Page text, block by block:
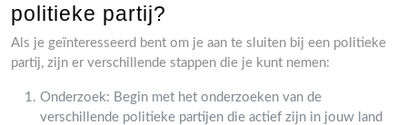
politieke partij?
Als je geïnteresseerd bent om je aan te sluiten bij een politieke
partij, zijn er verschillende stappen die je kunt nemen:
Onderzoek: Begin met het onderzoeken van de
verschillende politieke partijen die actief zijn in jouw land